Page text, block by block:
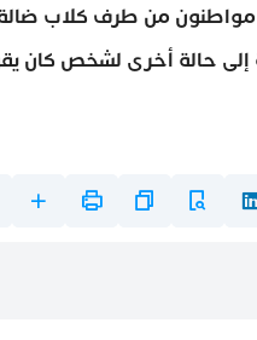
من طرف كلاب
حالة أخرى لشخص كان